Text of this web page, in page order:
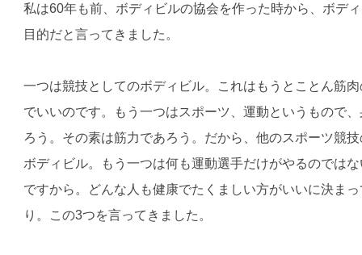
私は60年も前、ボディビルの協会を作った時から、ボデ
目的だと言ってきました。
一つは競技としてのボディビル。これはもうとことん筋
でいいのです。もう一つはスポーツ、運動というもので
ろう。その素は筋力であろう。だから、他のスポーツ競
ボディビル。もう一つは何も運動選手だけがやるのでは
ですから。どんな人も健康でたくましい方がいいに決ま
り。この3つを言ってきました。